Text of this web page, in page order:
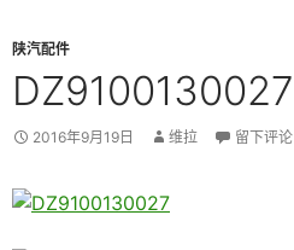
陕汽配件
DZ9100130027
2016年9月19日 维拉 留下评论